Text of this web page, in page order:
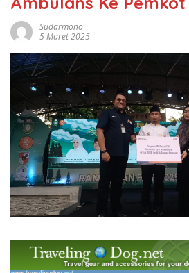
Sudarmono
5 Maret 2025